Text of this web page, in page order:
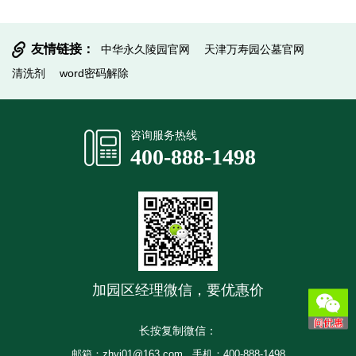
友情链接： 中华永久陵园官网
天津万寿园公墓官网
清洗剂
word密码解除
咨询服务热线
400-888-1498
加园区经理微信，要优惠价
长按复制微信：
提交信息